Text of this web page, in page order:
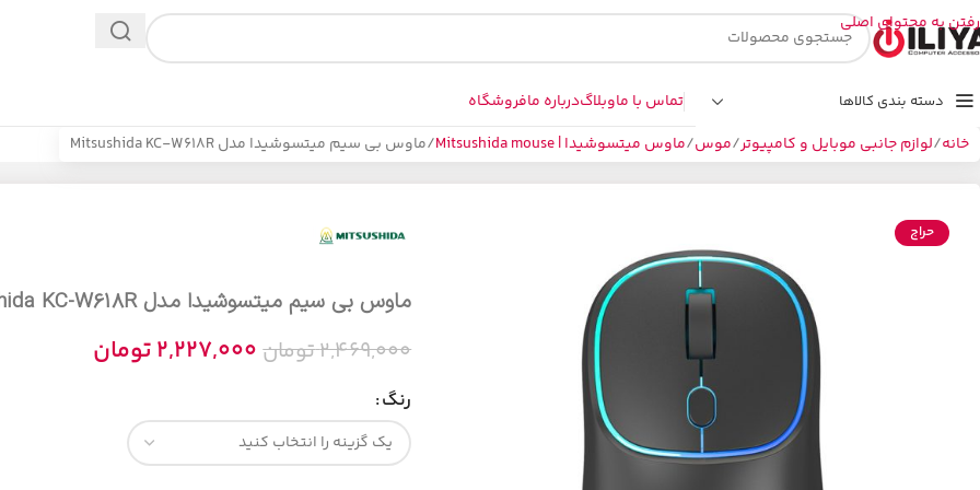
رفتن به محتوای اصلی
دسته بندی کالاها تماس با ماوبلاگدرباره مافروشگاه
خانه لوازم جانبی موبایل و کامپیوتر موس ماوس میتسوشیدا | Mitsushida mouse ماوس بی سیم میتسوشیدا مدل Mitsushida KC-W618R
حراج
ماوس بی سیم میتسوشیدا مدل Mitsushida KC-W618R
2,469,000تومان 2,227,000تومان
رنگ